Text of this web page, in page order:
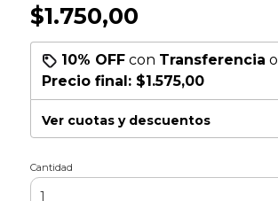
$1.750,00
10% OFFcon Transferencia o
Precio final: $1.575,00
Ver cuotas y descuentos
Cantidad